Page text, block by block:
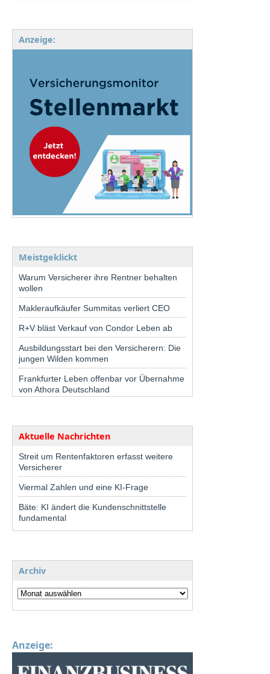
Anzeige:
Meistgeklickt
Warum Versicherer ihre Rentner behalten
wollen
Makleraufkäufer Summitas verliert CEO
R+V bläst Verkauf von Condor Leben ab
Ausbildungsstart bei den Versicherern: Die
jungen Wilden kommen
Frankfurter Leben offenbar vor Übernahme
von Athora Deutschland
Aktuelle Nachrichten
Streit um Rentenfaktoren erfasst weitere
Versicherer
Viermal Zahlen und eine KI-Frage
Bäte: KI ändert die Kundenschnittstelle
fundamental
Archiv
Anzeige: